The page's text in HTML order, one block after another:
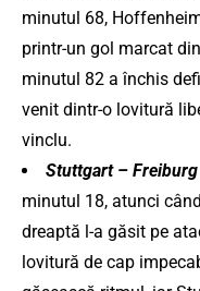
minutul 68,
printr-un gol marcat
minutul 82 a închis
venit dintr-o lovitură
vinclu.
Stuttgart –
minutul 18, atunci
dreaptă l-a găsit pe
lovitură de cap